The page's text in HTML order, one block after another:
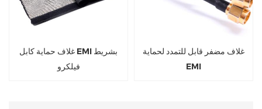
غلاف حماية كابل EMI بشريط
فيلكرو
غلاف مضفر قابل للتمدد لحماية
EMI